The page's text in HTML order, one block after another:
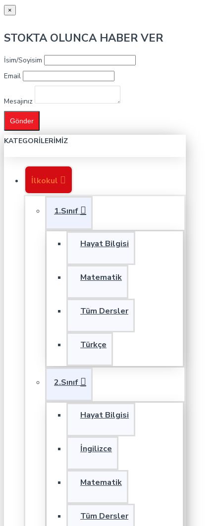
×
STOKTA OLUNCA HABER VER
İsim/Soyisim
Email
Mesajınız
Gönder
KATEGORILERIMIZ
İlkokul
1.Sınıf
Hayat Bilgisi
Matematik
Tüm Dersler
Türkçe
2.Sınıf
Hayat Bilgisi
İngilizce
Matematik
Tüm Dersler